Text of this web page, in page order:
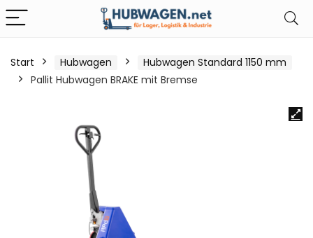
Start Hubwagen
Hubwagen Standard 1150 mm
Pallit Hubwagen BRAKE mit Bremse